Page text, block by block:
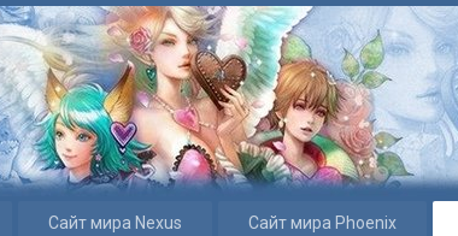
Сайт мира Nexus Сайт мира Phoenix